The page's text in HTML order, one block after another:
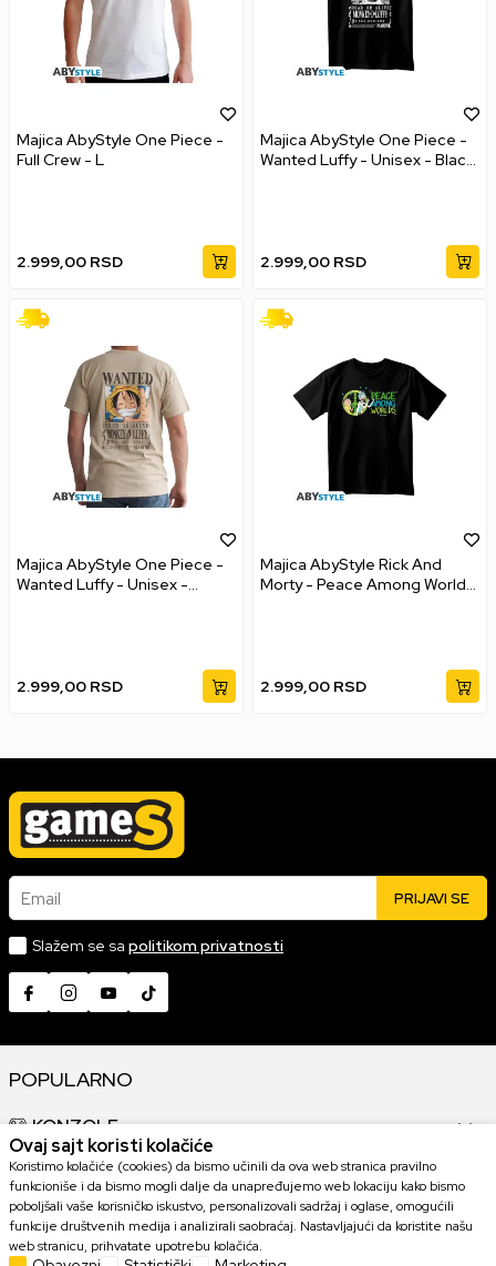
Majica AbyStyle One Piece -
Full Crew - L
2.999,00 RSD
Majica AbyStyle One Piece -
Wanted Luffy - Unisex - Black
2.999,00 RSD
Majica AbyStyle One Piece -
Wanted Luffy - Unisex -
2.999,00 RSD
Majica AbyStyle Rick And
Morty - Peace Among Worlds
2.999,00 RSD
Email PRIJAVI SE
Slažem se sa politikom privatnosti
POPULARNO
KONZOLE
GAMING OPREMA
KOLEKCIONARSKE FIGURE
Ovaj sajt koristi kolačiće
Koristimo kolačiće (cookies) da bismo učinili da ova web stranica pravilno
funkcioniše i da bismo mogli dalje da unapređujemo web lokaciju kako bismo
poboljšali vaše korisničko iskustvo, personalizovali sadržaj i oglase, omogućili
funkcije društvenih medija i analizirali saobraćaj. Nastavljajući da koristite našu
web stranicu, prihvatate upotrebu kolačića.